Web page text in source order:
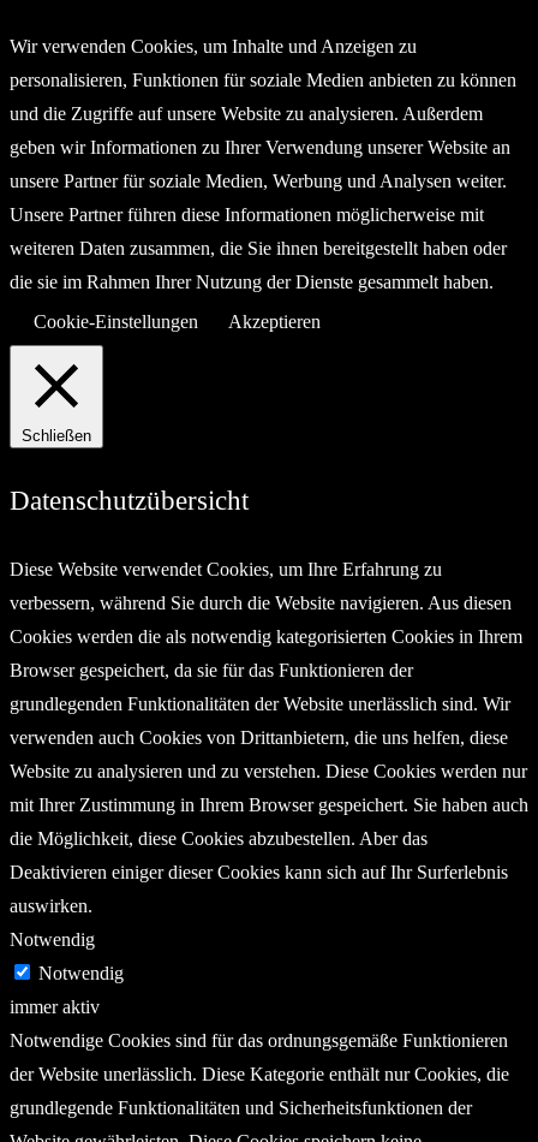
Wir verwenden Cookies, um Inhalte und Anzeigen zu
personalisieren, Funktionen für soziale Medien anbieten zu können
und die Zugriffe auf unsere Website zu analysieren. Außerdem
geben wir Informationen zu Ihrer Verwendung unserer Website an
unsere Partner für soziale Medien, Werbung und Analysen weiter.
Unsere Partner führen diese Informationen möglicherweise mit
weiteren Daten zusammen, die Sie ihnen bereitgestellt haben oder
die sie im Rahmen Ihrer Nutzung der Dienste gesammelt haben.
Cookie-Einstellungen
Akzeptieren
Schließen
Datenschutzübersicht
Diese Website verwendet Cookies, um Ihre Erfahrung zu
verbessern, während Sie durch die Website navigieren. Aus diesen
Cookies werden die als notwendig kategorisierten Cookies in Ihrem
Browser gespeichert, da sie für das Funktionieren der
grundlegenden Funktionalitäten der Website unerlässlich sind. Wir
verwenden auch Cookies von Drittanbietern, die uns helfen, diese
Website zu analysieren und zu verstehen. Diese Cookies werden nur
mit Ihrer Zustimmung in Ihrem Browser gespeichert. Sie haben auch
die Möglichkeit, diese Cookies abzubestellen. Aber das
Deaktivieren einiger dieser Cookies kann sich auf Ihr Surferlebnis
auswirken.
Notwendig
Notwendig
immer aktiv
Notwendige Cookies sind für das ordnungsgemäße Funktionieren
der Website unerlässlich. Diese Kategorie enthält nur Cookies, die
grundlegende Funktionalitäten und Sicherheitsfunktionen der